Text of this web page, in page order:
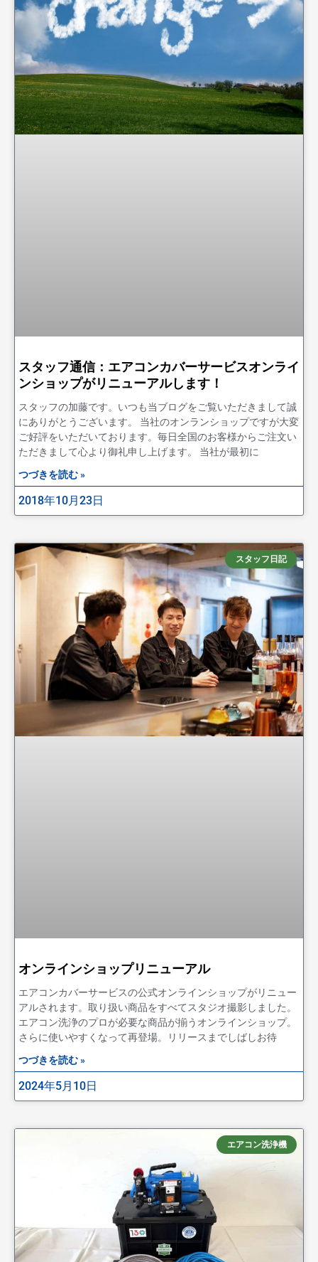
スタッフ通信：エアコンカバーサービスオンライ
ンショップがリニューアルします！
スタッフの加藤です。いつも当ブログをご覧いただきまして誠
にありがとうございます。 当社のオンランショップですが大変
ご好評をいただいております。毎日全国のお客様からご注文い
ただきまして心より御礼申し上げます。 当社が最初に
つづきを読む »
2018年10月23日
スタッフ日記
オンラインショップリニューアル
エアコンカバーサービスの公式オンラインショップがリニュー
アルされます。取り扱い商品をすべてスタジオ撮影しました。
エアコン洗浄のプロが必要な商品が揃うオンラインショップ。
さらに使いやすくなって再登場。リリースまでしばしお待
つづきを読む »
2024年5月10日
エアコン洗浄機